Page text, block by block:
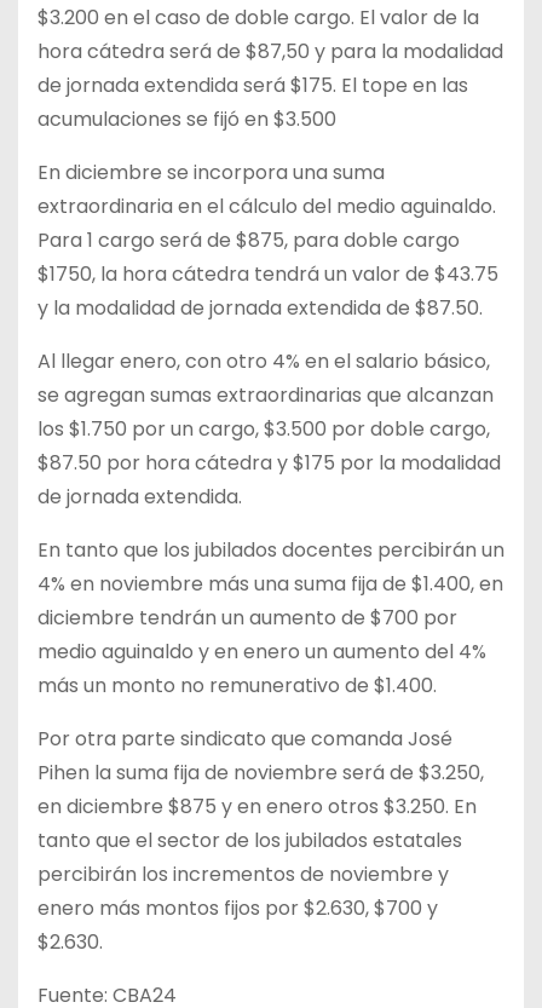
$3.200 en el caso de doble cargo. El valor de la
hora cátedra será de $87,50 y para la modalidad
de jornada extendida será $175. El tope en las
acumulaciones se fijó en $3.500
En diciembre se incorpora una suma
extraordinaria en el cálculo del medio aguinaldo.
Para 1 cargo será de $875, para doble cargo
$1750, la hora cátedra tendrá un valor de $43.75
y la modalidad de jornada extendida de $87.50.
Al llegar enero, con otro 4% en el salario básico,
se agregan sumas extraordinarias que alcanzan
los $1.750 por un cargo, $3.500 por doble cargo,
$87.50 por hora cátedra y $175 por la modalidad
de jornada extendida.
En tanto que los jubilados docentes percibirán un
4% en noviembre más una suma fija de $1.400, en
diciembre tendrán un aumento de $700 por
medio aguinaldo y en enero un aumento del 4%
más un monto no remunerativo de $1.400.
Por otra parte sindicato que comanda José
Pihen la suma fija de noviembre será de $3.250,
en diciembre $875 y en enero otros $3.250. En
tanto que el sector de los jubilados estatales
percibirán los incrementos de noviembre y
enero más montos fijos por $2.630, $700 y
$2.630.
Fuente: CBA24